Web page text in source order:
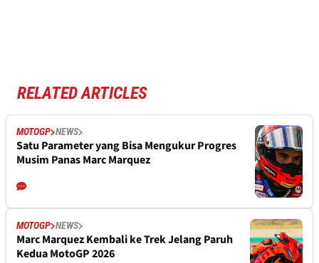
RELATED ARTICLES
MOTOGP NEWS
Satu Parameter yang Bisa Mengukur Progres
Musim Panas Marc Marquez
MOTOGP NEWS
Marc Marquez Kembali ke Trek Jelang Paruh
Kedua MotoGP 2026